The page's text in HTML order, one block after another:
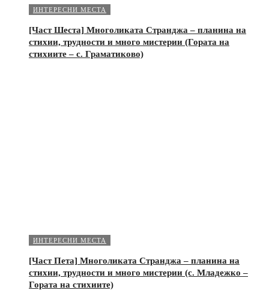
ИНТЕРЕСНИ МЕСТА
[Част Шеста] Многоликата Странджа – планина на
стихии, трудности и много мистерии (Гората на
стихиите – с. Граматиково)
ИНТЕРЕСНИ МЕСТА
[Част Пета] Многоликата Странджа – планина на
стихии, трудности и много мистерии (с. Младежко –
Гората на стихиите)